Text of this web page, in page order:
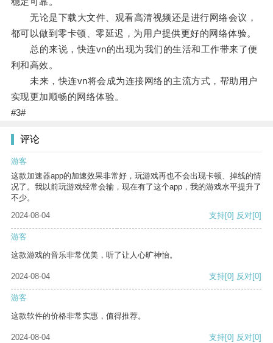
无论是下载大文件、观看高清视频还是进行网络会议，
都可以做到零卡顿、零延迟，为用户提供更好的网络体验。
总的来说，快连vn的出现为我们的生活和工作带来了便
利和高效。
未来，快连vn将会成为连接网络的主流方式，帮助用户
实现更加顺畅的网络体验。
#3#
评论
游客
这款加速器app的加速效果非常好，玩游戏再也不会出现卡顿、掉线的情
况了。我以前玩游戏经常会输，现在有了这个app，我的游戏水平提升了
不少。
2024-08-04
支持[0] 反对[0]
游客
这款游戏的音乐非常优美，听了让人心旷神怡。
2024-08-04 支持[0] 反对[0]
游客
这款软件的价格非常实惠，值得推荐。
2024-08-04 支持[0] 反对[0]